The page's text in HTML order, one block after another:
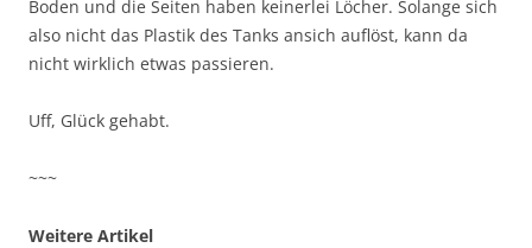
Boden und die Seiten haben keinerlei Löcher. Solange sich
also nicht das Plastik des Tanks ansich auflöst, kann da
nicht wirklich etwas passieren.
Uff, Glück gehabt.
~~~
Weitere Artikel